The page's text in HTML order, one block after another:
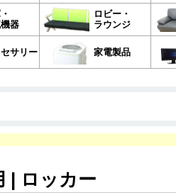
器
ロビー・
ラウンジ
サリー 家電製品
| ロッカー